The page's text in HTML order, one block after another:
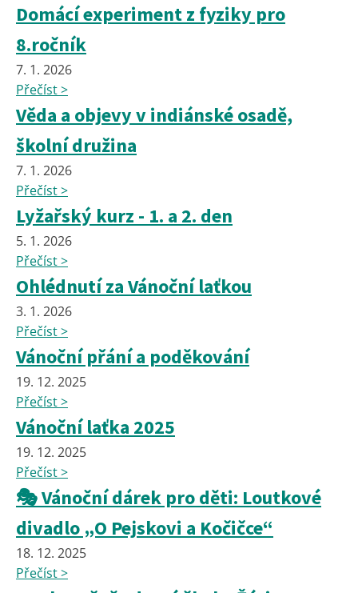
Domácí experiment z fyziky pro
8.ročník
7. 1. 2026
Přečíst >
Věda a objevy v indiánské osadě,
školní družina
7. 1. 2026
Přečíst >
Lyžařský kurz - 1. a 2. den
5. 1. 2026
Přečíst >
Ohlédnutí za Vánoční laťkou
3. 1. 2026
Přečíst >
Vánoční přání a poděkování
19. 12. 2025
Přečíst >
Vánoční laťka 2025
19. 12. 2025
Přečíst >
🎭 Vánoční dárek pro děti: Loutkové
divadlo „O Pejskovi a Kočičce“
18. 12. 2025
Přečíst >